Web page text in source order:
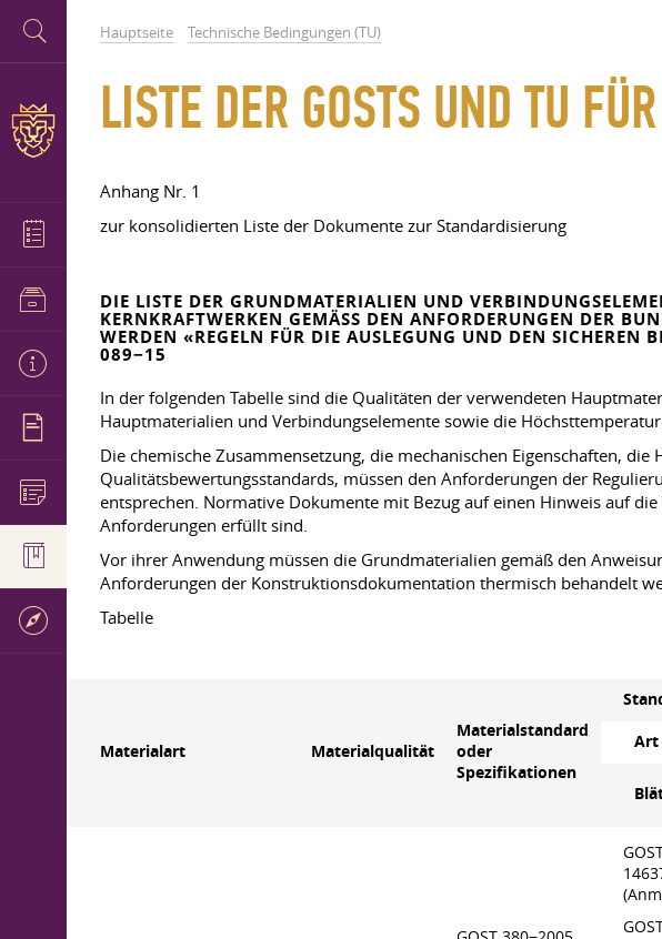
Hauptseite Technische Bedingungen (TU)
LISTE DER GOSTS UND TU
Anhang Nr. 1
zur konsolidierten Liste der Dokumente zur Standardisierung
DIE LISTE DER GRUNDMATERIALIEN UND
KERNKRAFTWERKEN GEMÄSS DEN ANFORDERUNGEN DER
ERDEN «REGELN FÜR DIE AUSLEGUNG UND DEN SICHEREN
89−15
In der folgenden Tabelle sind die Qualitäten der verwendeten
Hauptmaterialien und Verbindungselemente sowie die
Die chemische Zusammensetzung, die mechanischen Eigenschaften,
Qualitätsbewertungsstandards, müssen den Anforderungen der
entsprechen. Normative Dokumente mit Bezug auf einen Hinweis auf
Anforderungen erfüllt sind.
Vor ihrer Anwendung müssen die Grundmaterialien gemäß den
Anforderungen der Konstruktionsdokumentation thermisch behandelt
Tabelle
Materialart Materialqualität
Materialstandard
oder
Spezifikationen
Art